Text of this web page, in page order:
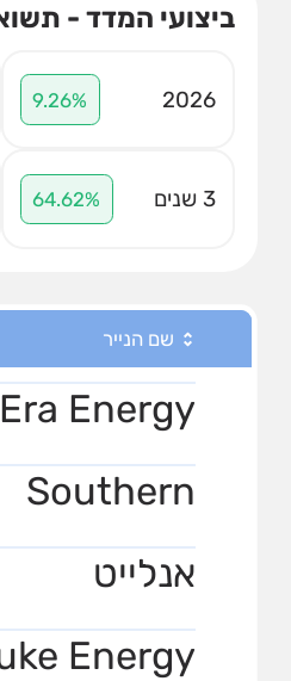
ביצועי המדד -
2026
9.26%
3 שנים 64.62%
שם הנייר
Energy
Southern
אנלייט
Energy